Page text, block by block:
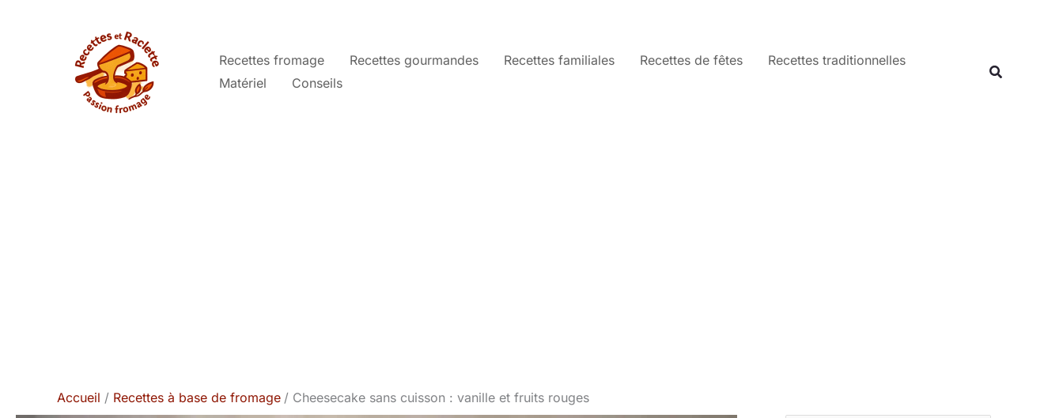
Recettes fromage Recettes gourmandes Recettes familiales Recettes de fêtes
Recettes traditionnelles
Matériel
Conseils
Accueil Recettes à base de fromage Cheesecake sans cuisson : vanille et fruits rouges